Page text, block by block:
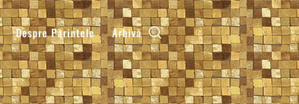
Despre Părintele Arhivă